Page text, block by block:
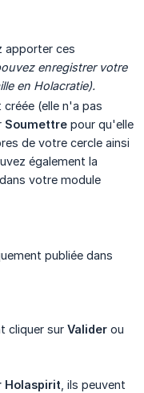
apporter ces
enregistrer votre
en Holacratie).
(elle n'a pas
Soumettre pour qu'elle
de votre cercle ainsi
également la
votre module
publiée dans
cliquer sur Valider ou
Holaspirit , ils peuvent